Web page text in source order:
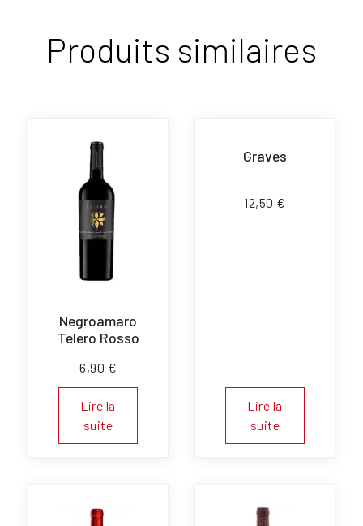
Produits similaires
Negroamaro
Telero Rosso
6,90 €
Lire la
suite
Graves
12,50 €
Lire la
suite